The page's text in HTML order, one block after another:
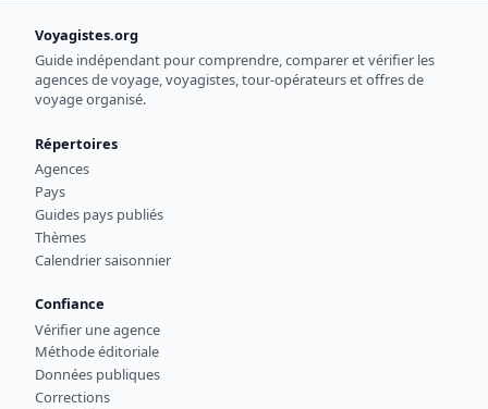
Voyagistes.org
Guide indépendant pour comprendre, comparer et vérifier les
agences de voyage, voyagistes, tour-opérateurs et offres de
voyage organisé.
Répertoires
Agences
Pays
Guides pays publiés
Thèmes
Calendrier saisonnier
Confiance
Vérifier une agence
Méthode éditoriale
Données publiques
Corrections